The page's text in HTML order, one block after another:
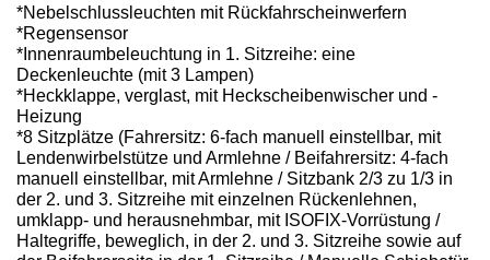
*Nebelschlussleuchten mit Rückfahrscheinwerfern
*Regensensor
*Innenraumbeleuchtung in 1. Sitzreihe: eine
Deckenleuchte (mit 3 Lampen)
*Heckklappe, verglast, mit Heckscheibenwischer und -
Heizung
*8 Sitzplätze (Fahrersitz: 6-fach manuell einstellbar, mit
Lendenwirbelstütze und Armlehne / Beifahrersitz: 4-fach
manuell einstellbar, mit Armlehne / Sitzbank 2/3 zu 1/3 in
der 2. und 3. Sitzreihe mit einzelnen Rückenlehnen,
umklapp- und herausnehmbar, mit ISOFIX-Vorrüstung /
Haltegriffe, beweglich, in der 2. und 3. Sitzreihe sowie auf